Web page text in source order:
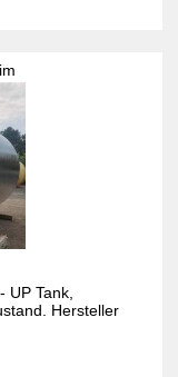
Tank,
Hersteller